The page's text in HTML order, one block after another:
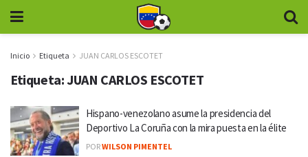
Inicio Etiqueta JUAN CARLOS ESCOTET
Etiqueta:JUAN CARLOS ESCOTET
Hispano-venezolano asume la presidencia del
Deportivo La Coruña con la mira puesta en la élite
PORWILSON PIMENTEL